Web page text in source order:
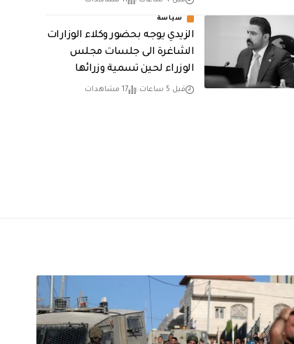
سياسة
الزيدي يوجه بحضور وكلاء الوزارات
الشاغرة الى جلسات مجلس
الوزراء لحين تسمية وزرائها
قبل 5 ساعات 17 مشاهدات